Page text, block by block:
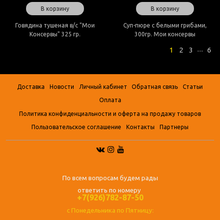
В корзину
Говядина тушеная в/с "Мои
Консервы" 325 гр.
В корзину
Суп-пюре с белыми грибами,
300гр. Мои консервы
1 2 3 … 6
Доставка Новости Личный кабинет Обратная связь Статьи
Оплата
Политика конфиденциальности и оферта на продажу товаров
Пользовательское соглашение Контакты Партнеры
По всем вопросам будем рады
ответить по номеру
+7(926)782-87-50
с Понедельника по Пятницу: